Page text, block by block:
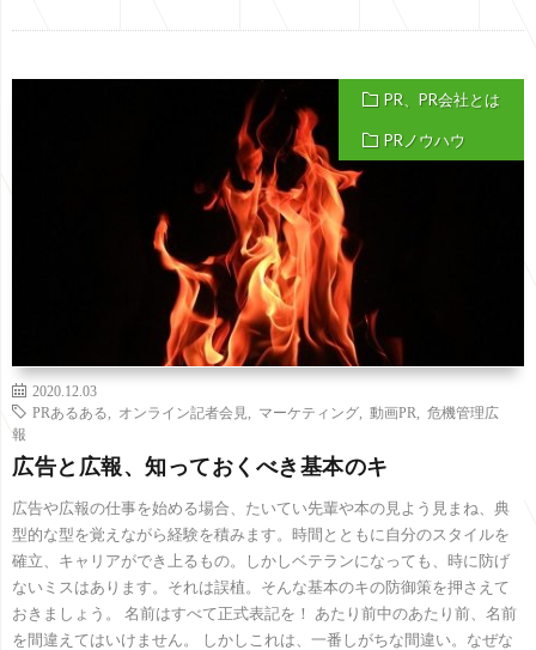
PR、PR会社とは
PRノウハウ
2020.12.03
PRあるある
オンライン記者会見 マーケティング 動画PR
危機管理広
報
広告と広報、知っておくべき基本のキ
広告や広報の仕事を始める場合、たいてい先輩や本の見よう見まね、典
型的な型を覚えながら経験を積みます。時間とともに自分のスタイルを
確立、キャリアができ上るもの。しかしベテランになっても、時に防げ
ないミスはあります。それは誤植。そんな基本のキの防御策を押さえて
おきましょう。 名前はすべて正式表記を！ あたり前中のあたり前、名前
を間違えてはいけません。 しかしこれは、一番しがちな間違い。なぜな